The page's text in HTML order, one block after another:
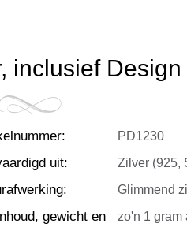
inclusief
: PD1230
uit: Zilver (925,
: Glimmend
gewicht en
zo'n 1 gram